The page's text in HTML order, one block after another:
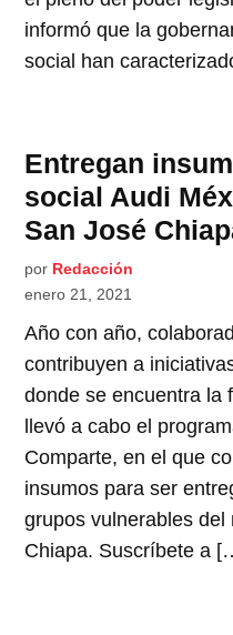
informó que la
social han
Entregan
social Audi
San José
por Redacción
enero 21, 2021
Año con año,
contribuyen a
donde se encuentra la
llevó a cabo el
Comparte, en el que
insumos para ser
grupos vulnerables
Chiapa. Suscríbete a